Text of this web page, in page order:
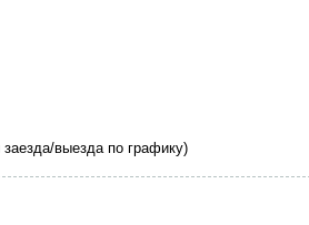
выезда по графику)